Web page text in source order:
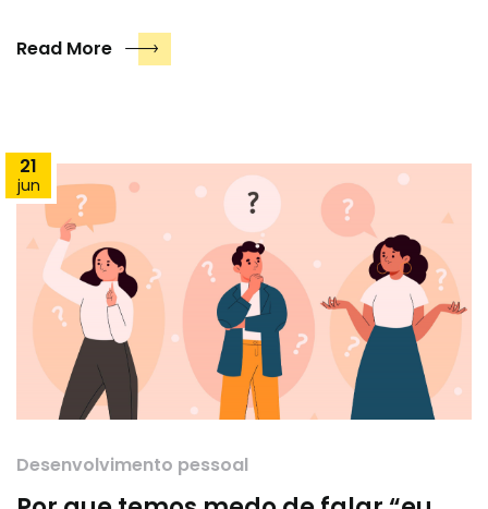
Read More
21
jun
Desenvolvimento pessoal